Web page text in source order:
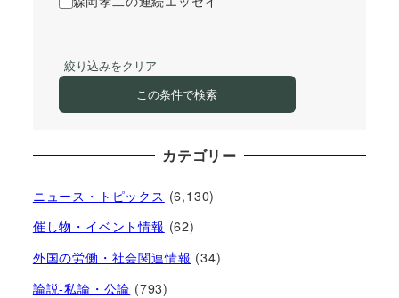
絞り込みをクリア
この条件で検索
カテゴリー
ニュース・トピックス (6,130)
催し物・イベント情報 (62)
外国の労働・社会関連情報 (34)
論説-私論・公論 (793)